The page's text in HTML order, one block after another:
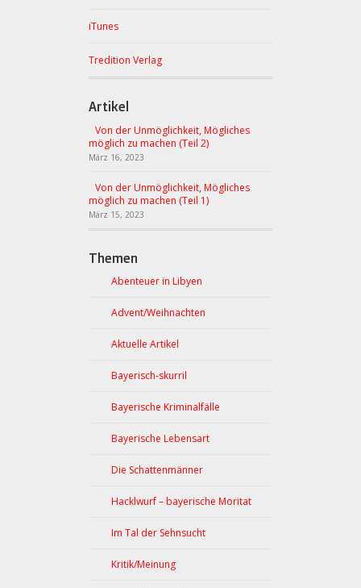
iTunes
Tredition Verlag
Artikel
Von der Unmöglichkeit, Mögliches
möglich zu machen (Teil 2)
März 16, 2023
Von der Unmöglichkeit, Mögliches
möglich zu machen (Teil 1)
März 15, 2023
Themen
Abenteuer in Libyen
Advent/Weihnachten
Aktuelle Artikel
Bayerisch-skurril
Bayerische Kriminalfälle
Bayerische Lebensart
Die Schattenmänner
Hacklwurf – bayerische Moritat
Im Tal der Sehnsucht
Kritik/Meinung